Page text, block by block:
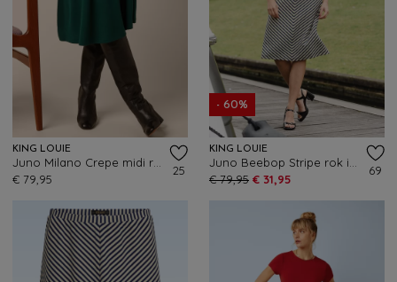
KING LOUIE
€ 79,95
25
- 60%
KING LOUIE
€ 79,95 € 31,95
69